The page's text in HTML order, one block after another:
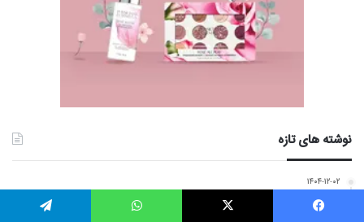
نوشته های تازه
۱۴۰۴-۱۲-۰۲
درمان خانگی جوش سرسفید روی بینی و چانه